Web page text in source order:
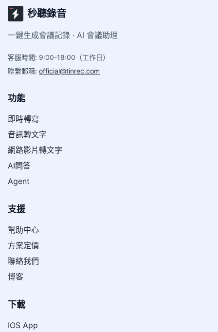
秒聽錄音
一鍵生成會議記錄 · AI 會議助理
客服時間: 9:00-18:00（工作日）
聯繫郵箱: official@tinrec.com
功能
即時轉寫
音訊轉文字
網路影片轉文字
AI問答
Agent
支援
幫助中心
方案定價
聯絡我們
博客
下載
IOS App